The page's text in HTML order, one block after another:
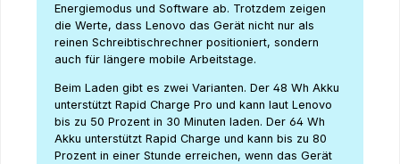
Energiemodus und Software ab. Trotzdem zeigen
die Werte, dass Lenovo das Gerät nicht nur als
reinen Schreibtischrechner positioniert, sondern
auch für längere mobile Arbeitstage.
Beim Laden gibt es zwei Varianten. Der 48 Wh Akku
unterstützt Rapid Charge Pro und kann laut Lenovo
bis zu 50 Prozent in 30 Minuten laden. Der 64 Wh
Akku unterstützt Rapid Charge und kann bis zu 80
Prozent in einer Stunde erreichen, wenn das Gerät